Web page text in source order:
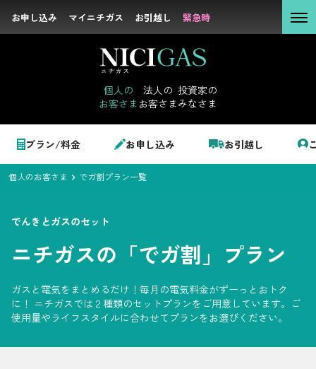
お申し込み マイニチガス お引越し 緊急時
個人の
お客さま
法人の
お客さま
投資家の
みなさま
プラン/料金 お申し込み お引越し
お申し込み マイニチガス お引越し 緊急時
個人のお客さま
料金
シミュレーション
お申し込み一覧
お客さま
投資家の
サステナビリテ
ィ
企業情報
個人のお客さま でガ割プラン一覧
でんきとガスのセット
ニチガスの「でガ割」プラン
ガスと電気をまとめるだけ！毎月の電気料金がずーっとおトク
に！ ニチガスでは２種類のセットプランをご用意しています。ご
使用量やライフスタイルに合わせてプランをお選びください。